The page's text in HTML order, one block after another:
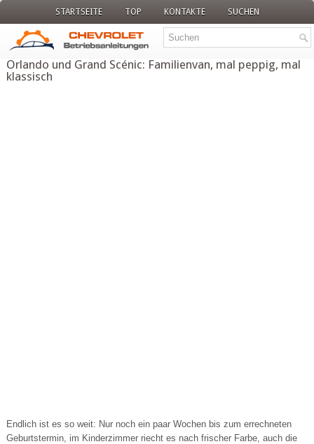
STARTSEITE TOP KONTAKTE SUCHEN
Orlando und Grand Scénic: Familienvan, mal peppig, mal
klassisch
Endlich ist es so weit: Nur noch ein paar Wochen bis zum errechneten
Geburtstermin, im Kinderzimmer riecht es nach frischer Farbe, auch die